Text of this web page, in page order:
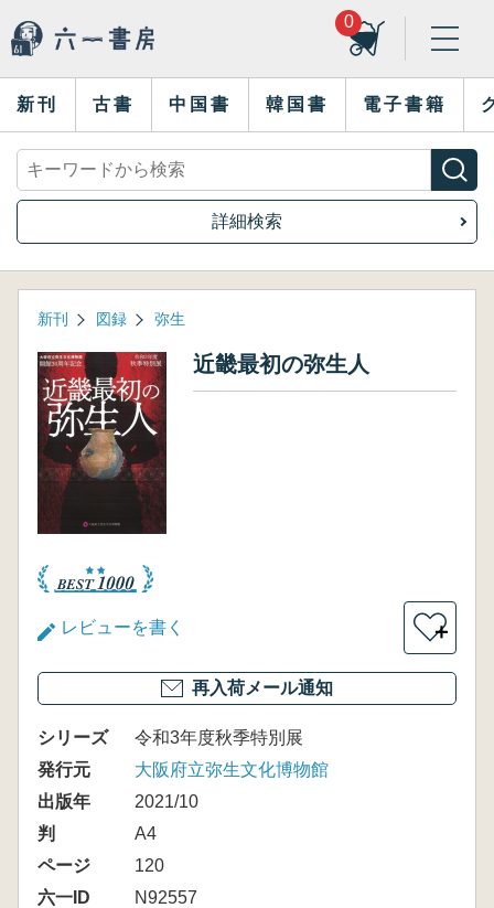
0
新刊 古書 中国書 韓国書 電子書籍
詳細検索
新刊 図録 弥生
近畿最初の弥生人
レビューを書く ＋
再入荷メール通知
シリーズ
令和3年度秋季特別展
発行元
大阪府立弥生文化博物館
出版年
2021/10
判
A4
ページ
120
六一ID
N92557